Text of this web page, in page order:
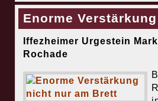
Enorme
Iffezheimer Urgestein
Rochade